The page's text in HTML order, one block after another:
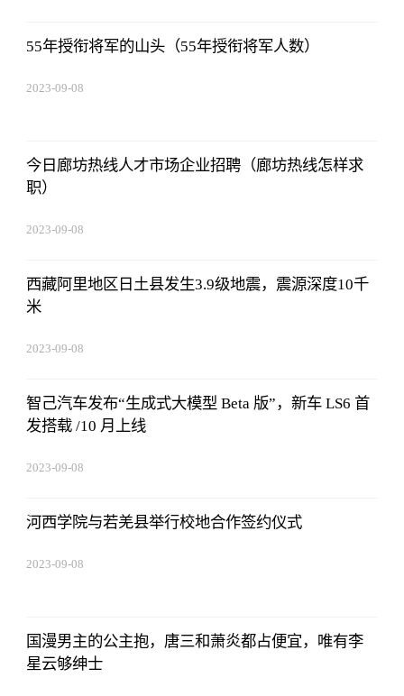
55年授衔将军的山头（55年授衔将军人数）
2023-09-08
今日廊坊热线人才市场企业招聘（廊坊热线怎样求
职）
2023-09-08
西藏阿里地区日土县发生3.9级地震，震源深度10千
米
2023-09-08
智己汽车发布“生成式大模型 Beta 版”，新车 LS6 首
发搭载 /10 月上线
2023-09-08
河西学院与若羌县举行校地合作签约仪式
2023-09-08
国漫男主的公主抱，唐三和萧炎都占便宜，唯有李
星云够绅士